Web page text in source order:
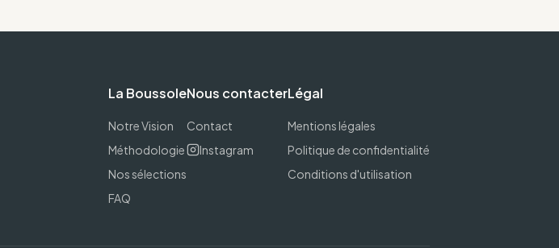
La Boussole
Notre Vision
Méthodologie
Nos sélections
FAQ
Nous contacter
Contact
Instagram
Légal
Mentions légales
Politique de confidentialité
Conditions d'utilisation